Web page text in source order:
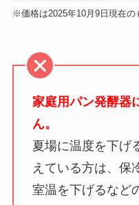
※価格は2025年10月9日現在の
家庭用パン発酵器
ん。
夏場に温度を下げ
えている方は、保
室温を下げるなど